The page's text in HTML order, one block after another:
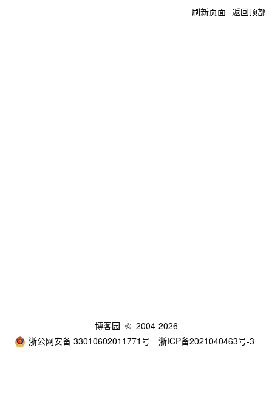
刷新页面 返回顶部
博客园 © 2004-2026
浙公网安备 33010602011771号
浙ICP备2021040463号-3